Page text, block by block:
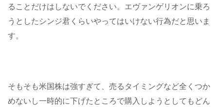
ることだけはしないでください。エヴァンゲリオンに乗ろ
うとしたシンジ君くらいやってはいけない行為だと思いま
す。
そもそも米国株は強すぎて、売るタイミングなど全くつか
めないし一時的に下げたところで購入しようとしてもどん